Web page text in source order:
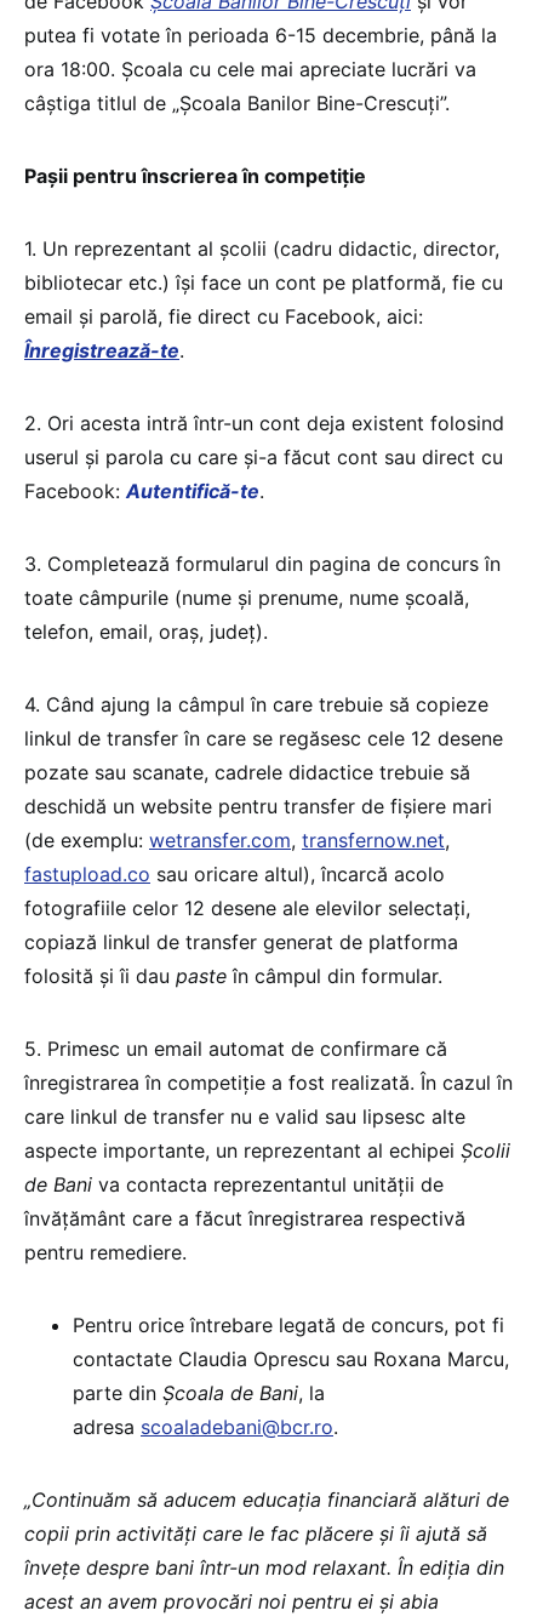
putea fi votate în perioada 6-15 decembrie, până la
ora 18:00. Școala cu cele mai apreciate lucrări va
câștiga titlul de „Școala Banilor Bine-Crescuți”.
Pașii pentru înscrierea în competiție
1. Un reprezentant al școlii (cadru didactic, director,
bibliotecar etc.) își face un cont pe platformă, fie cu
email și parolă, fie direct cu Facebook, aici:
Înregistrează-te.
2. Ori acesta intră într-un cont deja existent folosind
userul și parola cu care și-a făcut cont sau direct cu
Facebook:Autentifică-te.
3. Completează formularul din pagina de concurs în
toate câmpurile (nume și prenume, nume școală,
telefon, email, oraș, județ).
4. Când ajung la câmpul în care trebuie să copieze
linkul de transfer în care se regăsesc cele 12 desene
pozate sau scanate, cadrele didactice trebuie să
deschidă un website pentru transfer de fișiere mari
(de exemplu: wetransfer.com, transfernow.net,
fastupload.co sau oricare altul), încarcă acolo
fotografiile celor 12 desene ale elevilor selectați,
copiază linkul de transfer generat de platforma
folosită și îi dau pasteîn câmpul din formular.
5. Primesc un email automat de confirmare că
înregistrarea în competiție a fost realizată. În cazul în
care linkul de transfer nu e valid sau lipsesc alte
aspecte importante, un reprezentant al echipei Școlii
de Bani va contacta reprezentantul unității de
învățământ care a făcut înregistrarea respectivă
pentru remediere.
Pentru orice întrebare legată de concurs, pot fi
contactate Claudia Oprescu sau Roxana Marcu,
parte din Școala de Bani, la
adresa scoaladebani@bcr.ro.
„Continuăm să aducem educația financiară alături de
copii prin activități care le fac plăcere și îi ajută să
învețe despre bani într-un mod relaxant. În ediția din
acest an avem provocări noi pentru ei și abia